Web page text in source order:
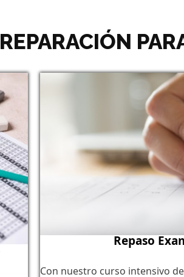
Repaso
Con nuestro curso intensivo